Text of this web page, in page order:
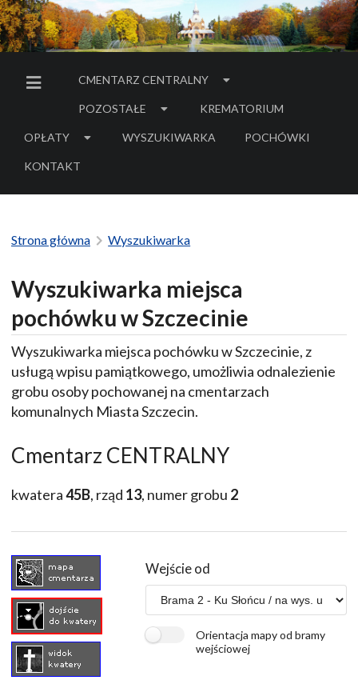
MENU BOCZNE
CMENTARZ CENTRALNY
POZOSTAŁE KREMATORIUM
OPŁATY WYSZUKIWARKA POCHÓWKI
- LINK DO SERWISU
KONTAKT
Strona główna Wyszukiwarka
Wyszukiwarka miejsca
pochówku w Szczecinie
Wyszukiwarka miejsca pochówku w Szczecinie, z
usługą wpisu pamiątkowego, umożliwia odnalezienie
grobu osoby pochowanej na cmentarzach
komunalnych Miasta Szczecin.
Cmentarz CENTRALNY
kwatera45B, rząd 13, numer grobu 2
Wejście od
Orientacja mapy od bramy
wejściowej